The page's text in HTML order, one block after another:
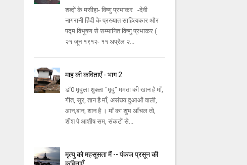
शब्दों के मसीहा- विष्णु प्रभाकर -देवी
नागरानी हिंदी के प्रख्यात साहित्यकार और
पद्म विभूषण से सम्मानित विष्णु प्रभाकर (
२१ जून १९१२- ११ अप्रैल २...
माह की कविताएँ - भाग 2
डॉ0 मृदुला शुक्ला "मृदु" ममता की खान है माँ,
गीत, सुर, तान है माँ, असंख्य दुआओं वाली,
आन,बान, शान है । माँ का शुभ आँचल तो,
शीश पे आशीष सम, संकटों से...
मृत्यु को महसूसता मैं -- पंकज प्रसून की